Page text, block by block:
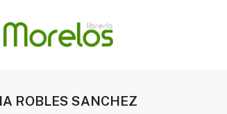
ROBLES SANCHEZ